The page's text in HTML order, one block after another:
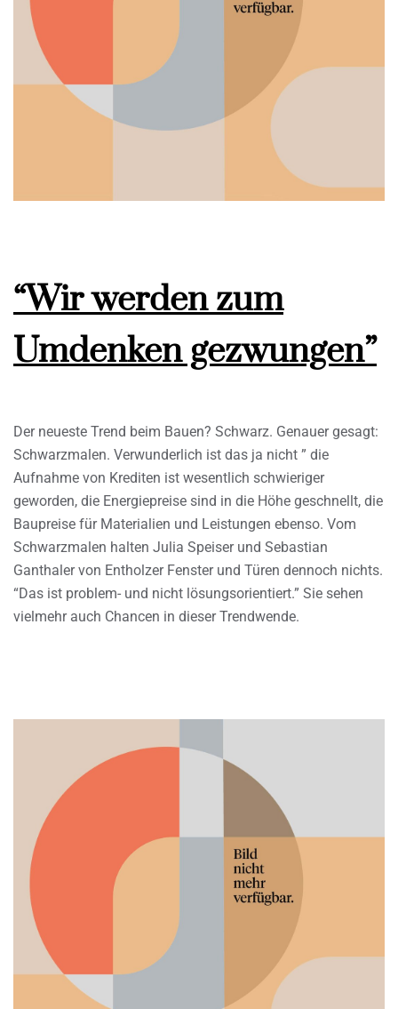
“Wir werden zum
Umdenken gezwungen”
Der neueste Trend beim Bauen? Schwarz. Genauer gesagt:
Schwarzmalen. Verwunderlich ist das ja nicht ” die
Aufnahme von Krediten ist wesentlich schwieriger
geworden, die Energiepreise sind in die Höhe geschnellt, die
Baupreise für Materialien und Leistungen ebenso. Vom
Schwarzmalen halten Julia Speiser und Sebastian
Ganthaler von Entholzer Fenster und Türen dennoch nichts.
“Das ist problem- und nicht lösungsorientiert.” Sie sehen
vielmehr auch Chancen in dieser Trendwende.